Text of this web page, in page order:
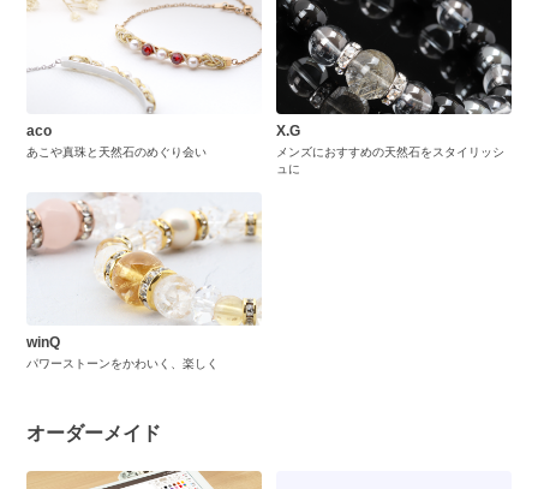
aco
あこや真珠と天然石のめぐり会い
X.G
メンズにおすすめの天然石をスタイリッシ
ュに
winQ
パワーストーンをかわいく、楽しく
オーダーメイド